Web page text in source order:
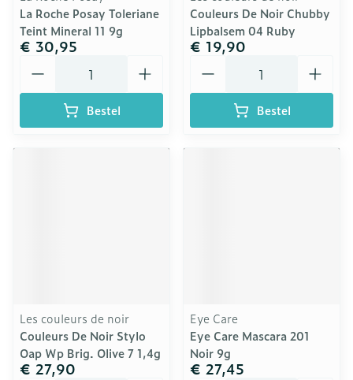
La Roche Posay Toleriane
Teint Mineral 11 9g
€ 30,95
Bestel
Couleurs De Noir Chubby
Lipbalsem 04 Ruby
€ 19,90
Bestel
Les couleurs de noir
Couleurs De Noir Stylo
Oap Wp Brig. Olive 7 1,4g
€ 27,90
Eye Care
Eye Care Mascara 201
Noir 9g
€ 27,45